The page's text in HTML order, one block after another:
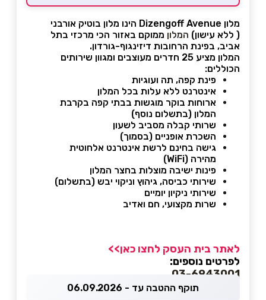
מלון Dizengoff Avenue הינו מלון בוטיק אורבני
( ללא עישון) המלון ממוקם באזור הכי מרכזי בתל
אביב, בפינת הרחובות דיזינגוף-גורדון.
המלון מציע 25 חדרים מעוצבים ומגוון שירותים
הכוללים:
פינת קפה, תה ועוגיות
אינטרנט ללא עלות בכל המלון
ארוחות בוקר מוגשות בבתי קפה בקרבת
המלון (בתשלום נוסף)
שרותי קבלה מסביב לשעון
השכרת אופניים (בסמוך)
גישה בחינם לרשת אינטרנט אלחוטית
מהירה (WiFi)
פינות ישיבה מוצלות בחצר המלון
שירותי כביסה, גיהוץ וניקוי יבש (בתשלום)
שירותי ניקיון יומיים
שרות מקצועי, חם ואדיב
לאתר בית העסק לחצו כאן>>
לפרטים נוספים:
03-6943001
תוקף ההטבה עד - 06.09.2026